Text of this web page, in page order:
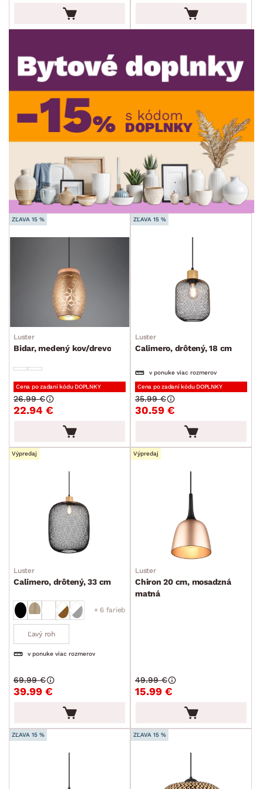
DEKOR
ROZMERY
min. cm max. cm
min. max.
min. cm max. cm
POVRCHOVÁ ÚPRAVA
ŠTÝL
SKLADOVOSŤ
ZĽAVA 15 %
Luster
Bidar, medený kov/drevo
Cena po zadaní kódu DOPLNKY
22.94 €
26.99 €
ZĽAVA 15 %
Luster
Calimero, drôtený, 18 cm
v ponuke viac rozmerov
Cena po zadaní kódu DOPLNKY
30.59 €
35.99 €
Výpredaj
Luster
Calimero, drôtený, 33 cm
+ 6 farieb
Ľavý roh
v ponuke viac rozmerov
39.99 €
69.99 €
Výpredaj
Luster
Chiron 20 cm, mosadzná
matná
15.99 €
49.99 €
ZĽAVA 15 % ZĽAVA 15 %